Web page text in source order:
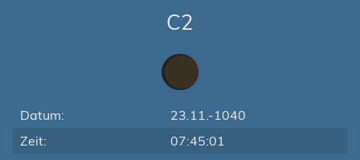
C2
Datum:
23.11.-1040
Zeit:
07:45:01